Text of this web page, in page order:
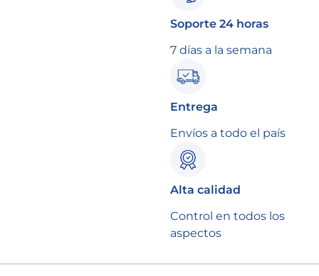
Soporte 24 horas
7 días a la semana
Entrega
Envíos a todo el país
Alta calidad
Control en todos los
aspectos